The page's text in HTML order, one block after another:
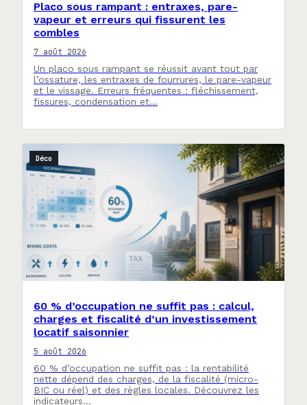
Placo sous rampant : entraxes, pare-
vapeur et erreurs qui fissurent les
combles
7 août 2026
Un placo sous rampant se réussit avant tout par
l’ossature, les entraxes de fourrures, le pare-vapeur
et le vissage. Erreurs fréquentes : fléchissement,
fissures, condensation et…
Déco
60 % d’occupation ne suffit pas : calcul,
charges et fiscalité d’un investissement
locatif saisonnier
5 août 2026
60 % d’occupation ne suffit pas : la rentabilité
nette dépend des charges, de la fiscalité (micro-
BIC ou réel) et des règles locales. Découvrez les
indicateurs…